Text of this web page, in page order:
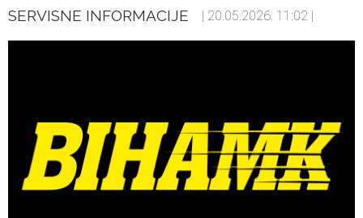
SERVISNE INFORMACIJE | 20.05.2026. 11:02 |